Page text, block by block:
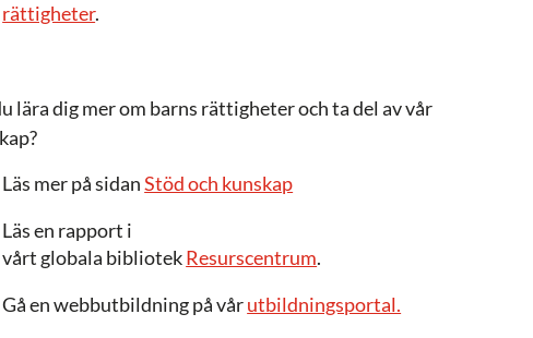
rättigheter.
lära dig mer om barns rättigheter och ta del av vår
Läs mer på sidanStöd och kunskap
Läs en rapport i
vårt globala bibliotekResurscentrum.
Gå en webbutbildning på vårutbildningsportal.